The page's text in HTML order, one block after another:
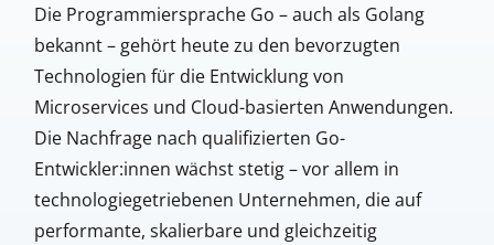
Die Programmiersprache Go – auch als Golang
bekannt – gehört heute zu den bevorzugten
Technologien für die Entwicklung von
Microservices und Cloud-basierten Anwendungen.
Die Nachfrage nach qualifizierten Go-
Entwickler:innen wächst stetig – vor allem in
technologiegetriebenen Unternehmen, die auf
performante, skalierbare und gleichzeitig